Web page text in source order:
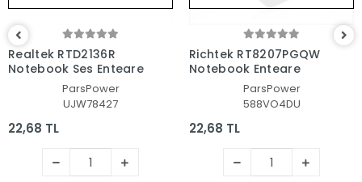
Realtek RTD2136R
Notebook Ses Entegre
ParsPower
UJW78427
22,68 TL
Richtek RT8207PGQW
Notebook Entegre
ParsPower
588VO4DU
22,68 TL